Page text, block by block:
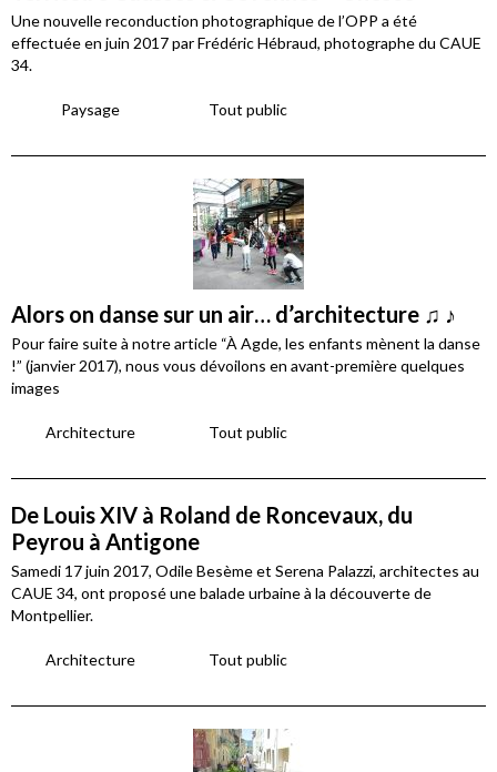
Une nouvelle reconduction photographique de l’OPP a été
effectuée en juin 2017 par Frédéric Hébraud, photographe du CAUE
34.
Paysage Tout public
Alors on danse sur un air… d’architecture ♫ ♪
Pour faire suite à notre article “À Agde, les enfants mènent la danse
!” (janvier 2017), nous vous dévoilons en avant-première quelques
images
Architecture Tout public
De Louis XIV à Roland de Roncevaux, du
Peyrou à Antigone
Samedi 17 juin 2017, Odile Besème et Serena Palazzi, architectes au
CAUE 34, ont proposé une balade urbaine à la découverte de
Montpellier.
Architecture Tout public